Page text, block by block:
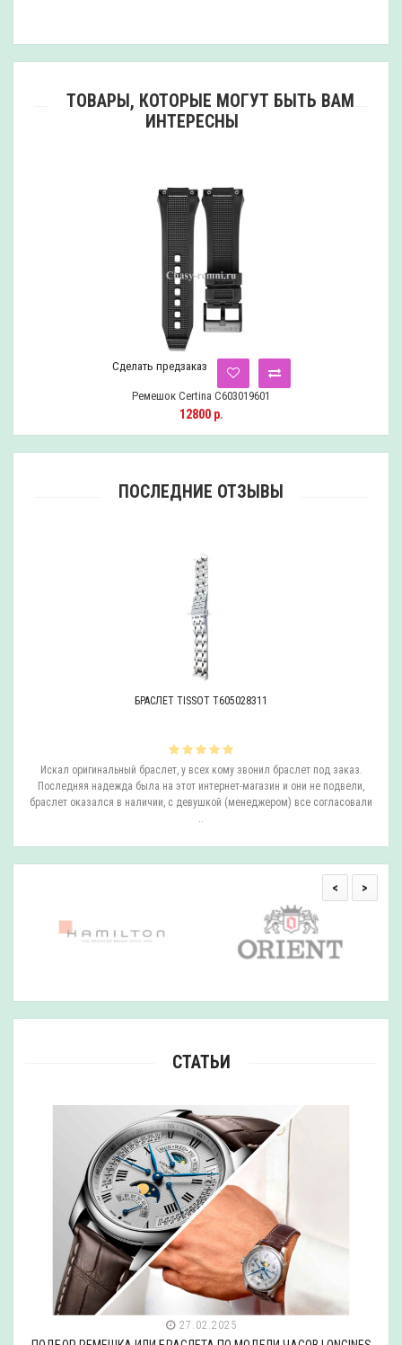
ТОВАРЫ, КОТОРЫЕ МОГУТ БЫТЬ ВАМ
ИНТЕРЕСНЫ
Сделать предзаказ
Ремешок Certina C603019601
12800 р.
ПОСЛЕДНИЕ ОТЗЫВЫ
БРАСЛЕТ TISSOT T605028311
Искал оригинальный браслет, у всех кому звонил браслет под заказ.
Последняя надежда была на этот интернет-магазин и они не подвели,
браслет оказался в наличии, с девушкой (менеджером) все согласовали
..
< >
СТАТЬИ
27.02.2025